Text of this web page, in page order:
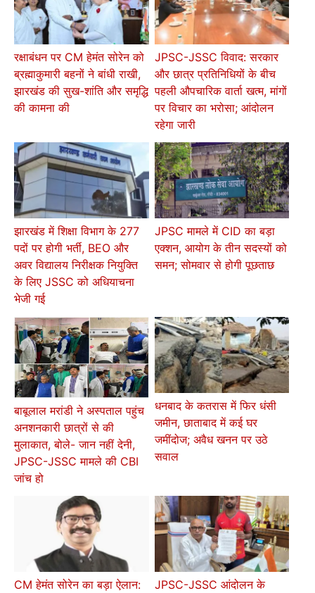
रक्षाबंधन पर CM हेमंत सोरेन को
ब्रह्माकुमारी बहनों ने बांधी राखी,
झारखंड की सुख-शांति और समृद्धि
की कामना की
JPSC-JSSC विवाद: सरकार
और छात्र प्रतिनिधियों के बीच
पहली औपचारिक वार्ता खत्म, मांगों
पर विचार का भरोसा; आंदोलन
रहेगा जारी
झारखंड में शिक्षा विभाग के 277
पदों पर होगी भर्ती, BEO और
अवर विद्यालय निरीक्षक नियुक्ति
के लिए JSSC को अधियाचना
भेजी गई
JPSC मामले में CID का बड़ा
एक्शन, आयोग के तीन सदस्यों को
समन; सोमवार से होगी पूछताछ
बाबूलाल मरांडी ने अस्पताल पहुंच
अनशनकारी छात्रों से की
मुलाकात, बोले- जान नहीं देनी,
JPSC-JSSC मामले की CBI
जांच हो
धनबाद के कतरास में फिर धंसी
जमीन, छाताबाद में कई घर
जमींदोज; अवैध खनन पर उठे
सवाल
CM हेमंत सोरेन का बड़ा ऐलान:
JPSC-JSSC आंदोलन के